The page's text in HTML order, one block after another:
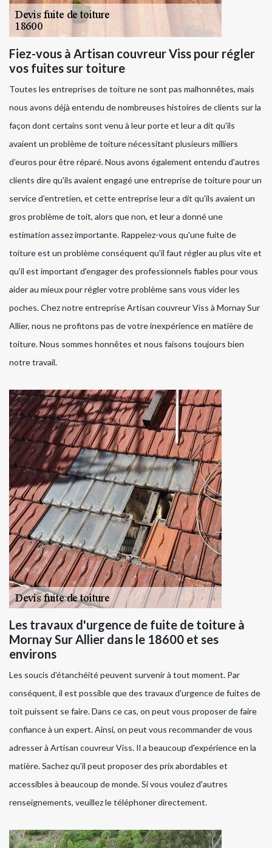
Fiez-vous à Artisan couvreur Viss pour régler
vos fuites sur toiture
Toutes les entreprises de toiture ne sont pas malhonnêtes, mais
nous avons déjà entendu de nombreuses histoires de clients sur la
façon dont certains sont venu à leur porte et leur a dit qu'ils
avaient un problème de toiture nécessitant plusieurs milliers
d’euros pour être réparé. Nous avons également entendu d'autres
clients dire qu'ils avaient engagé une entreprise de toiture pour un
service d’entretien, et cette entreprise leur a dit qu'ils avaient un
gros problème de toit, alors que non, et leur a donné une
estimation assez importante. Rappelez-vous qu'une fuite de
toiture est un problème conséquent qu'il faut régler au plus vite et
qu'il est important d'engager des professionnels fiables pour vous
aider au mieux pour régler votre problème sans vous vider les
poches. Chez notre entreprise Artisan couvreur Viss à Mornay Sur
Allier, nous ne profitons pas de votre inexpérience en matière de
toiture. Nous sommes honnêtes et nous faisons toujours bien
notre travail.
Les travaux d'urgence de fuite de toiture à
Mornay Sur Allier dans le 18600 et ses
environs
Les soucis d'étanchéité peuvent survenir à tout moment. Par
conséquent, il est possible que des travaux d'urgence de fuites de
toit puissent se faire. Dans ce cas, on peut vous proposer de faire
confiance à un expert. Ainsi, on peut vous recommander de vous
adresser à Artisan couvreur Viss. Il a beaucoup d'expérience en la
matière. Sachez qu'il peut proposer des prix abordables et
accessibles à beaucoup de monde. Si vous voulez d'autres
renseignements, veuillez le téléphoner directement.